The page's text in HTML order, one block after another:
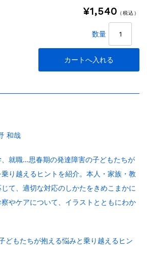
¥1,540 （税込）
数量
和哉
就職…思春期の発達障害の子どもたちが
り越えるヒントを紹介。本人・家族・教
て、適切な対応のしかたをきめこまかに
やケアについて、イラストとともにわか
どもたちが抱える悩みと乗り越えるヒン